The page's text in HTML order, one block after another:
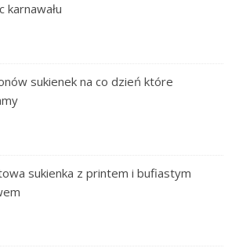
karnawału
sukienek na co dzień które
sukienka z printem i bufiastym